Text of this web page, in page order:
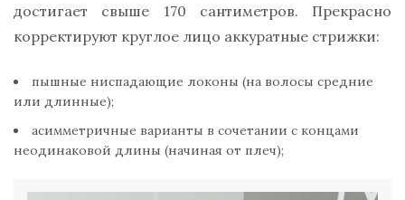
достигает свыше 170 сантиметров. Прекрасно
корректируют круглое лицо аккуратные стрижки:
пышные ниспадающие локоны (на волосы средние
или длинные);
асимметричные варианты в сочетании с концами
неодинаковой длины (начиная от плеч);